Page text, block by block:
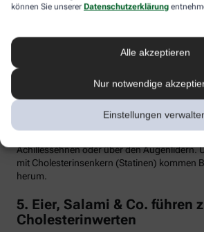
können Sie unserer Datenschutzerklärung
Alle akzeptieren
Nur notwendige
Einstellungen
bis zur Menopause durch Hormone besser
sind es rund 30 Prozent bis zum Alter von
Hypercholesterinämie kommt bei etwa einer
vor. Sind in der Familie Fälle von frühen
Bypass-Operationen bekannt, sollte man
dringend überprüfen lassen. Anzeichen
Achillessehnen oder über den Augenlidern.
mit Cholesterinsenkern (Statinen) kommen
herum.
5. Eier, Salami & Co. führen
Cholesterinwerten